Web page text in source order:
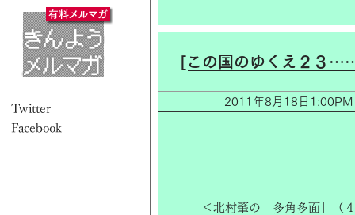
[この国のゆくえ２３
2011年8月18日
＜北村肇の「多角多面」（